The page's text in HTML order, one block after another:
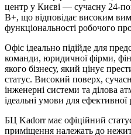
центр у Києві — сучасну 24-
B+, що відповідає високим
функціональності робочого
Офіс ідеально підійде для
команди, юридичної фірми,
якого бізнесу, який цінує
статус. Високий поверх,
інженерні системи та ділова
ідеальні умови для ефективної
БЦ Kadorr має офіційний статус
приміщення належать до